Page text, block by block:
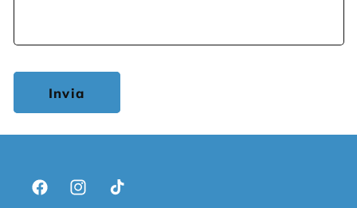
Invia
FacebookInstagramTikTok